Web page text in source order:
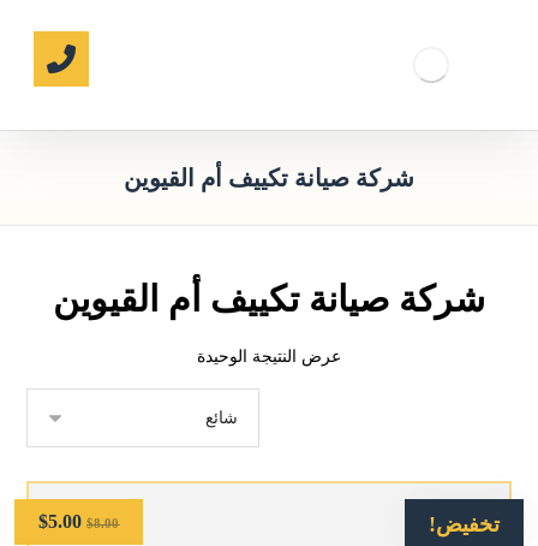
شركة صيانة تكييف أم القيوين
شركة صيانة تكييف أم القيوين
عرض النتيجة الوحيدة
تخفيض! $8.00
$5.00